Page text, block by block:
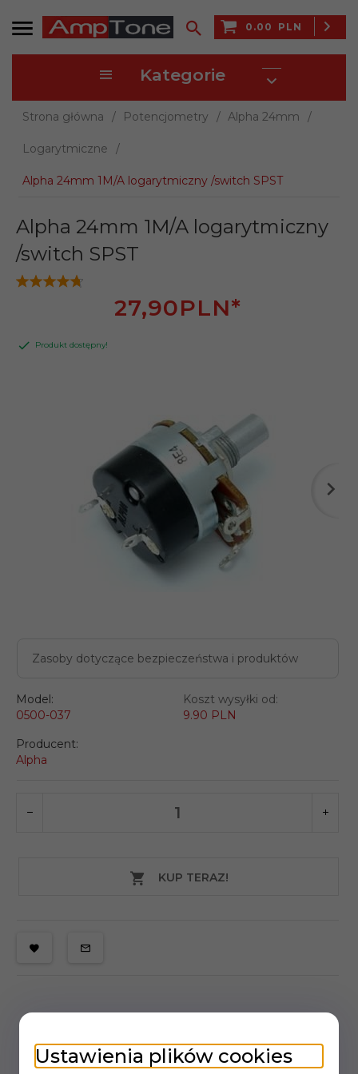
0.00 PLN
Kategorie
Strona główna Potencjometry Alpha 24mm
Logarytmiczne
Alpha 24mm 1M/A logarytmiczny /switch SPST
Zasoby dotyczące bezpieczeństwa i produktów
Alpha 24mm 1M/A logarytmiczny
/switch SPST
27,90PLN*
Produkt dostępny!
Model:
0500-037
Koszt wysyłki od:
9.90 PLN
Producent:
Alpha
KUP TERAZ!
Ustawienia plików cookies